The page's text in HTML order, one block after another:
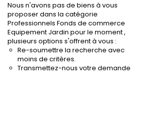
Nous n'avons pas de biens à vous
proposer dans la catégorie
Professionnels Fonds de commerce
Equipement Jardin pour le moment ,
plusieurs options s'offrent à vous :
Re-soumettre la recherche avec
moins de critères.
Transmettez-nous votre demande